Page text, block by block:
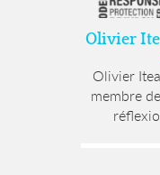
Olivier
Olivier
membre